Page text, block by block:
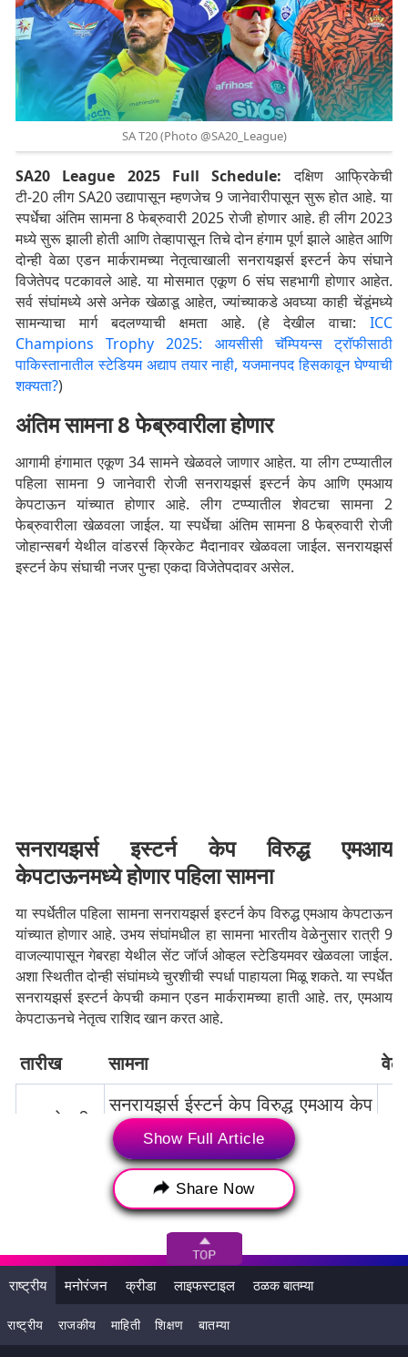
SA T20 (Photo @SA20_League)
SA20 League 2025 Full Schedule: दक्षिण आफ्रिकेची
टी-20 लीग SA20 उद्यापासून म्हणजेच 9 जानेवारीपासून सुरू होत आहे. या
स्पर्धेचा अंतिम सामना 8 फेब्रुवारी 2025 रोजी होणार आहे. ही लीग 2023
मध्ये सुरू झाली होती आणि तेव्हापासून तिचे दोन हंगाम पूर्ण झाले आहेत आणि
दोन्ही वेळा एडन मार्करामच्या नेतृत्वाखाली सनरायझर्स इस्टर्न केप संघाने
विजेतेपद पटकावले आहे. या मोसमात एकूण 6 संघ सहभागी होणार आहेत.
सर्व संघांमध्ये असे अनेक खेळाडू आहेत, ज्यांच्याकडे अवघ्या काही चेंडूंमध्ये
सामन्याचा मार्ग बदलण्याची क्षमता आहे. (हे देखील वाचा: ICC
Champions Trophy 2025: आयसीसी चॅम्पियन्स ट्रॉफीसाठी
पाकिस्तानातील स्टेडियम अद्याप तयार नाही, यजमानपद हिसकावून घेण्याची
शक्यता?)
अंतिम सामना 8 फेब्रुवारीला होणार
आगामी हंगामात एकूण 34 सामने खेळवले जाणार आहेत. या लीग टप्प्यातील
पहिला सामना 9 जानेवारी रोजी सनरायझर्स इस्टर्न केप आणि एमआय
केपटाऊन यांच्यात होणार आहे. लीग टप्प्यातील शेवटचा सामना 2
फेब्रुवारीला खेळवला जाईल. या स्पर्धेचा अंतिम सामना 8 फेब्रुवारी रोजी
जोहान्सबर्ग येथील वांडरर्स क्रिकेट मैदानावर खेळवला जाईल. सनरायझर्स
इस्टर्न केप संघाची नजर पुन्हा एकदा विजेतेपदावर असेल.
सनरायझर्स इस्टर्न केप विरुद्ध एमआय
केपटाऊनमध्ये होणार पहिला सामना
या स्पर्धेतील पहिला सामना सनरायझर्स इस्टर्न केप विरुद्ध एमआय केपटाऊन
यांच्यात होणार आहे. उभय संघांमधील हा सामना भारतीय वेळेनुसार रात्री 9
वाजल्यापासून गेबरहा येथील सेंट जॉर्ज ओव्हल स्टेडियमवर खेळवला जाईल.
अशा स्थितीत दोन्ही संघांमध्ये चुरशीची स्पर्धा पाहायला मिळू शकते. या स्पर्धेत
सनरायझर्स इस्टर्न केपची कमान एडन मार्करामच्या हाती आहे. तर, एमआय
केपटाऊनचे नेतृत्व राशिद खान करत आहे.
तारीख सामना वेळ
9 जानेवारी
सनरायझर्स ईस्टर्न केप विरुद्ध एमआय केप
टाउन
डर्बन सुपर जायंट्स विरुद्ध प्रिटोरिया
कॅपिटल्स
11 जानेवारी पार्ल रॉयल्स विरुद्ध सनरायझर्स इस्टर्न केप
जॉबर्ग सुपर किंग्स विरुद्ध एमआय केप
टाउन
Show Full Article
Share Now
राष्ट्रीय मनोरंजन क्रीडा लाइफस्टाइल ठळक बातम्या
राष्ट्रीय राजकीय माहिती शिक्षण बातम्या